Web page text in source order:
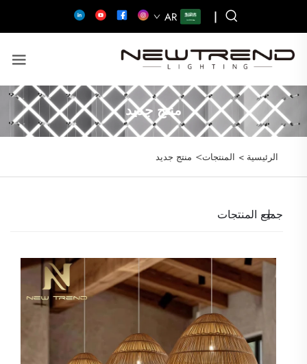
|
AR
منتج جديد
الرئيسية > المنتجات> منتج جديد
جميع المنتجات